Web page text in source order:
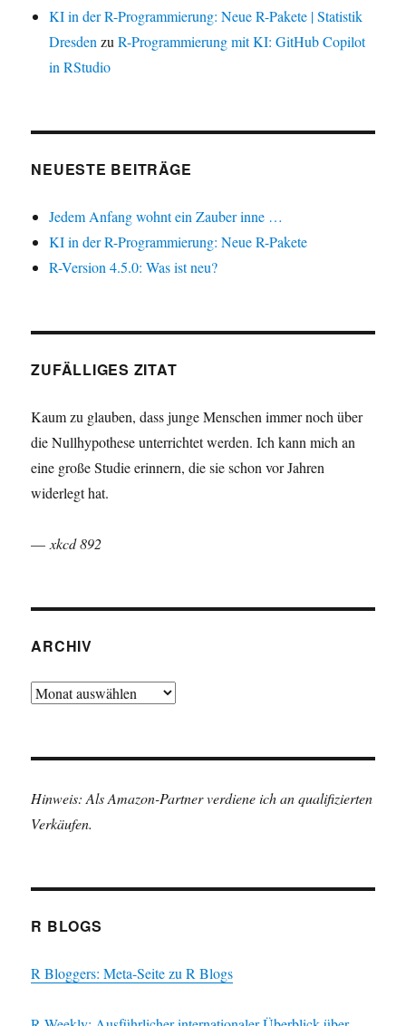
KI in der R-Programmierung: Neue R-Pakete | Statistik
Dresden zuR-Programmierung mit KI: GitHub Copilot
in RStudio
NEUESTE BEITRÄGE
Jedem Anfang wohnt ein Zauber inne …
KI in der R-Programmierung: Neue R-Pakete
R-Version 4.5.0: Was ist neu?
ZUFÄLLIGES ZITAT
Kaum zu glauben, dass junge Menschen immer noch über
die Nullhypothese unterrichtet werden. Ich kann mich an
eine große Studie erinnern, die sie schon vor Jahren
widerlegt hat.
— xkcd 892
ARCHIV
Archiv
Hinweis: Als Amazon-Partner verdiene ich an qualifizierten
Verkäufen.
R BLOGS
R Bloggers: Meta-Seite zu R Blogs